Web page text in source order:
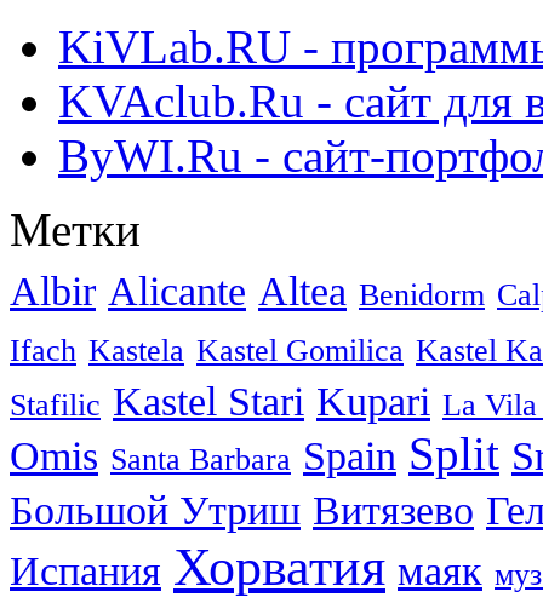
KiVLab.RU -
KVAclub.Ru - сайт для
ByWI.Ru - сайт-
Метки
Albir Alicante Altea Benidorm
Ifach Kastela Kastel Gomilica Kastel
Stafilic Kastel Stari Kupari La Vila
Omis Santa Barbara Spain Split
Большой Утриш Витязево
Испания Хорватия маяк